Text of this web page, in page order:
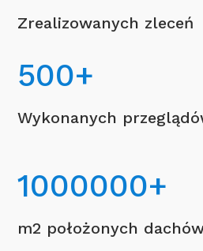
Zrealizowanych zleceń
500+
Wykonanych
1000000+
m2 położonych